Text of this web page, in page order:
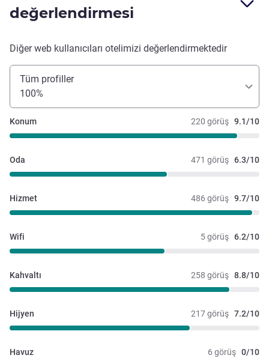
değerlendirmesi
Diğer web kullanıcıları otelimizi değerlendirmektedir
Tüm profiller
100%
220 görüş 9.1/10
Konum
471 görüş 6.3/10
Oda
486 görüş 9.7/10
Hizmet
5 görüş 6.2/10
Wifi
258 görüş 8.8/10
Kahvaltı
217 görüş 7.2/10
Hijyen
6 görüş 0/10
Havuz